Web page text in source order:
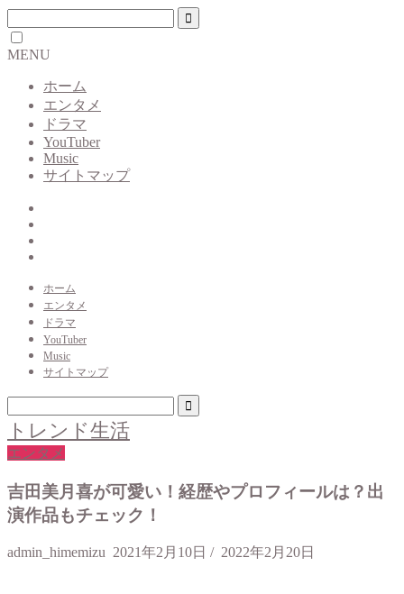
MENU
ホーム
エンタメ
ドラマ
YouTuber
Music
サイトマップ
ホーム
エンタメ
ドラマ
YouTuber
Music
サイトマップ
トレンド生活
エンタメ
吉田美月喜が可愛い！経歴やプロフィールは？出
演作品もチェック！
admin_himemizu 2021年2月10日 / 2022年2月20日